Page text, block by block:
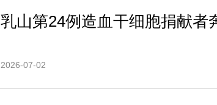
乳山第24例造血干细胞捐献者
2026-07-02